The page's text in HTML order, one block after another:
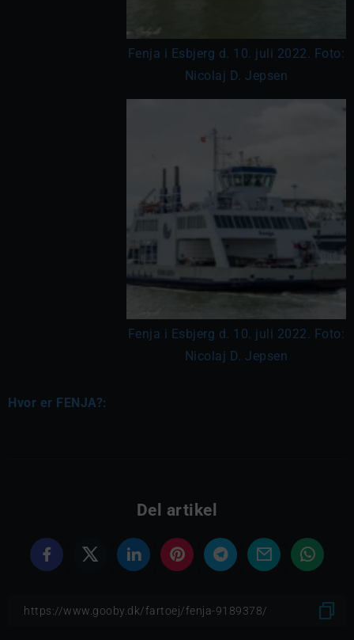
Fenja i Esbjerg d. 10. juli 2022. Foto:
Nicolaj D. Jepsen
Fenja i Esbjerg d. 10. juli 2022. Foto:
Nicolaj D. Jepsen
Hvor er FENJA?:
Del artikel